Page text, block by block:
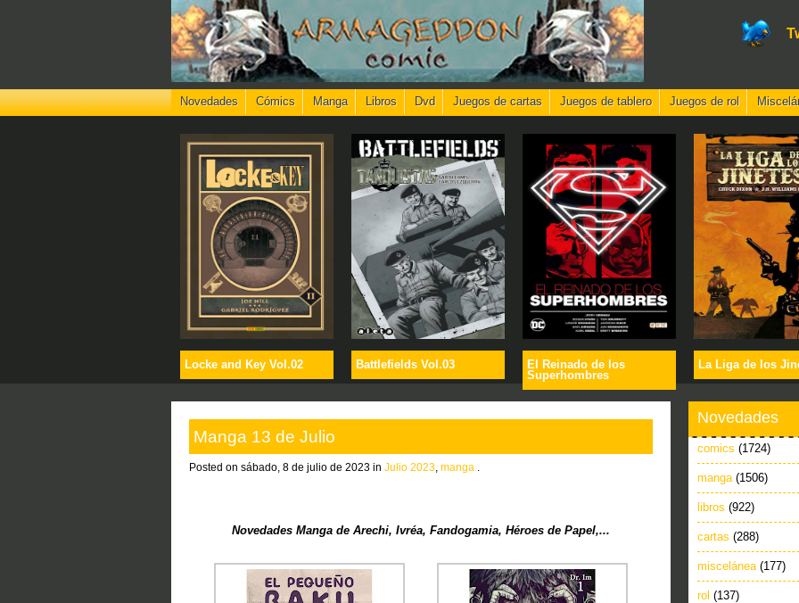
Novedades Cómics Manga Libros Dvd Juegos de cartas Juegos de tablero Juegos de rol
Locke and Key Vol.02 Battlefields Vol.03
El Reinado de los
Superhombres
La Liga de los
Manga 13 de Julio
Posted on sábado, 8 de julio de 2023 in Julio 2023 manga
Novedades Manga de Arechi, Ivréa, Fandogamia, Héroes de Papel,...
Novedades
comics (1724)
manga (1506)
libros (922)
cartas (288)
miscelánea (177)
rol (137)